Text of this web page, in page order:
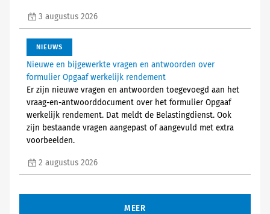
3 augustus 2026
NIEUWS
Nieuwe en bijgewerkte vragen en antwoorden over
formulier Opgaaf werkelijk rendement
Er zijn nieuwe vragen en antwoorden toegevoegd aan het
vraag-en-antwoorddocument over het formulier Opgaaf
werkelijk rendement. Dat meldt de Belastingdienst. Ook
zijn bestaande vragen aangepast of aangevuld met extra
voorbeelden.
2 augustus 2026
MEER